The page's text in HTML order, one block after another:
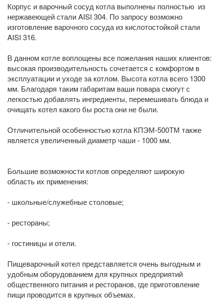
Корпус и варочный сосуд котла выполнены полностью из
нержавеющей стали AISI 304. По запросу возможно
изготовление варочного сосуда из кислотостойкой стали
AISI 316.
В данном котле воплощены все пожелания наших клиентов:
высокая производительность сочетается с комфортом в
эксплуатации и уходе за котлом. Высота котла всего 1300
мм. Благодаря таким габаритам ваши повара смогут с
легкостью добавлять ингредиенты, перемешивать блюда и
очищать котел какого бы роста они не были.
Отличительной особенностью котла КПЭМ-500ТМ также
является увеличенный диаметр чаши - 1000 мм.
Большие возможности котлов определяют широкую
область их применения:
- школьные/служебные столовые;
- рестораны;
- гостиницы и отели.
Пищеварочный котел представляется очень выгодным и
удобным оборудованием для крупных предприятий
общественного питания и ресторанов, где приготовление
пищи проводится в крупных объемах.